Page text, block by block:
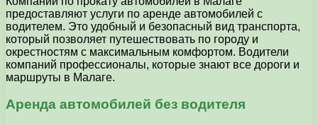
предоставляют услуги по аренде автомобилей с
водителем. Это удобный и безопасный вид транспорта,
который позволяет путешествовать по городу и
окрестностям с максимальным комфортом. Водители
компаний профессионалы, которые знают все дороги и
маршруты в Малаге.
Аренда автомобилей без водителя